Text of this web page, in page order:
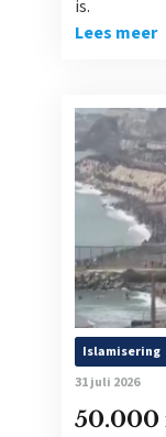
is.
Lees meer
Islamisering
31 juli 2026
50.000